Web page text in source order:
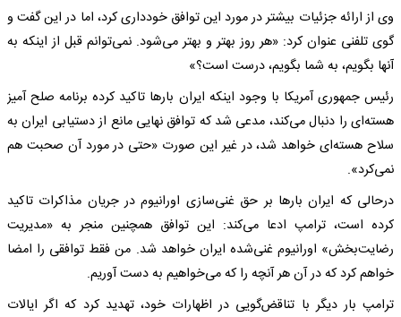
وی از ارائه جزئیات بیشتر در مورد این توافق خودداری کرد، اما در این گفت و
گوی تلفنی عنوان کرد: «هر روز بهتر و بهتر می‌شود. نمی‌توانم قبل از اینکه به
آنها بگویم، به شما بگویم، درست است؟»
رئیس جمهوری آمریکا با وجود اینکه ایران بارها تاکید کرده برنامه صلح آمیز
هسته‌ای را دنبال می‌کند، مدعی شد که توافق نهایی مانع از دستیابی ایران به
سلاح هسته‌ای خواهد شد، در غیر این صورت «حتی در مورد آن صحبت هم
نمی‌کرد».
درحالی که ایران بارها بر حق غنی‌سازی اورانیوم در جریان مذاکرات تاکید
کرده است، ترامپ ادعا می‌کند: این توافق همچنین منجر به «مدیریت
رضایت‌بخش» اورانیوم غنی‌شده ایران خواهد شد. من فقط توافقی را امضا
خواهم کرد که در آن هر آنچه را که می‌خواهیم به دست آوریم.
ترامپ بار دیگر با تناقض‌گویی در اظهارات خود، تهدید کرد که اگر ایالات